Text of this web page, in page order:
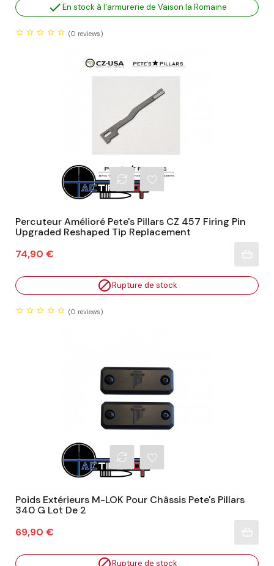
En stock à l'armurerie de Vaison la Romaine
(0 reviews)
Percuteur Amélioré Pete's Pillars CZ 457 Firing Pin
Upgraded Reshaped Tip Replacement
Prix
74,90 €
Rupture de stock
(0 reviews)
Poids Extérieurs M-LOK Pour Châssis Pete's Pillars
340 G Lot De 2
Prix
69,90 €
Rupture de stock